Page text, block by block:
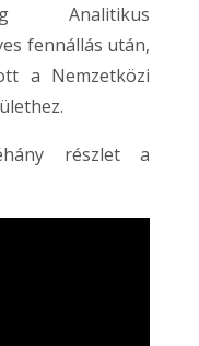
Analitikus
fennállás után,
a Nemzetközi
részlet a